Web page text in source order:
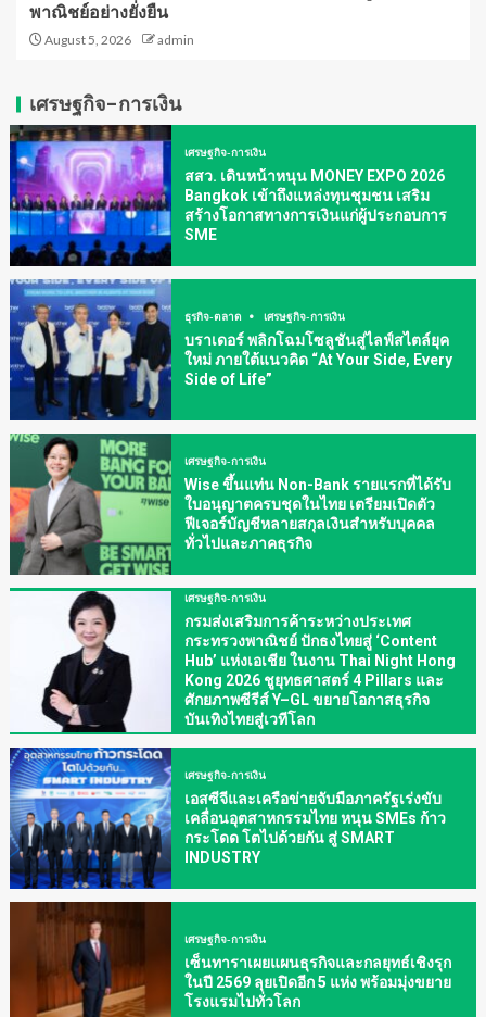
พาณิชย์อย่างยั่งยืน
August 5, 2026 admin
เศรษฐกิจ-การเงิน
เศรษฐกิจ-การเงิน
สสว. เดินหน้าหนุน MONEY EXPO 2026
Bangkok เข้าถึงแหล่งทุนชุมชน เสริม
สร้างโอกาสทางการเงินแก่ผู้ประกอบการ
SME
ธุรกิจ-ตลาด เศรษฐกิจ-การเงิน
บราเดอร์ พลิกโฉมโซลูชันสู่ไลฟ์สไตล์ยุค
ใหม่ ภายใต้แนวคิด “At Your Side, Every
Side of Life”
เศรษฐกิจ-การเงิน
Wise ขึ้นแท่น Non-Bank รายแรกที่ได้รับ
ใบอนุญาตครบชุดในไทย เตรียมเปิดตัว
ฟีเจอร์บัญชีหลายสกุลเงินสำหรับบุคคล
ทั่วไปและภาคธุรกิจ
เศรษฐกิจ-การเงิน
กรมส่งเสริมการค้าระหว่างประเทศ
กระทรวงพาณิชย์ ปักธงไทยสู่ ‘Content
Hub’ แห่งเอเชีย ในงาน Thai Night Hong
Kong 2026 ชูยุทธศาสตร์ 4 Pillars และ
ศักยภาพซีรีส์ Y–GL ขยายโอกาสธุรกิจ
บันเทิงไทยสู่เวทีโลก
เศรษฐกิจ-การเงิน
เอสซีจีและเครือข่ายจับมือภาครัฐเร่งขับ
เคลื่อนอุตสาหกรรมไทย หนุน SMEs ก้าว
กระโดด โตไปด้วยกัน สู่ SMART
INDUSTRY
เศรษฐกิจ-การเงิน
เซ็นทาราเผยแผนธุรกิจและกลยุทธ์เชิงรุก
ในปี 2569 ลุยเปิดอีก 5 แห่ง พร้อมมุ่งขยาย
โรงแรมไปทั่วโลก